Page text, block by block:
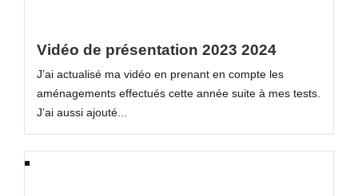
Vidéo de présentation 2023 2024
J’ai actualisé ma vidéo en prenant en compte les
aménagements effectués cette année suite à mes tests.
J’ai aussi ajouté...